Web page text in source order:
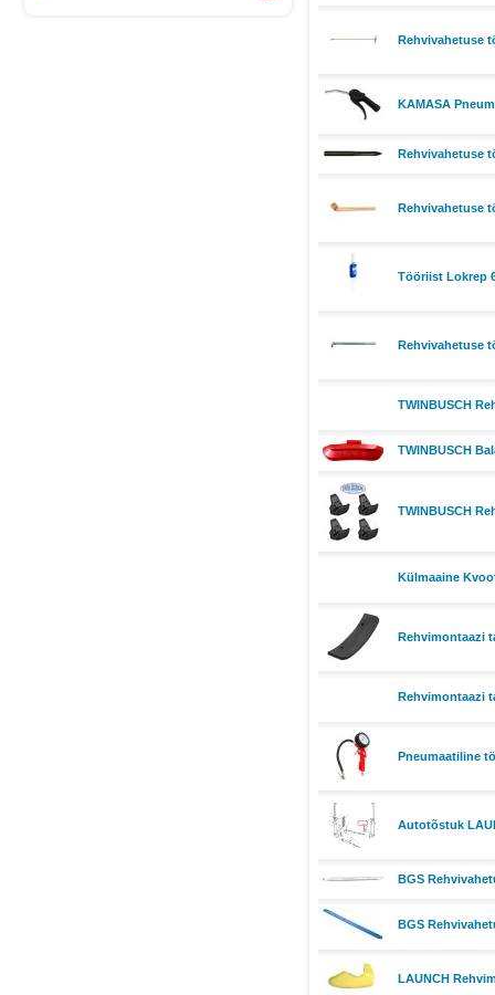
Rehvivahetuse
KAMASA
Rehvivahetuse
Rehvivahetuse
Tööriist Lokrep
Rehvivahetuse
TWINBUSCH
TWINBUSCH
TWINBUSCH
Külmaaine
Rehvimontaazi
Rehvimontaazi
Pneumaatiline
Autotõstuk
BGS
BGS
LAUNCH